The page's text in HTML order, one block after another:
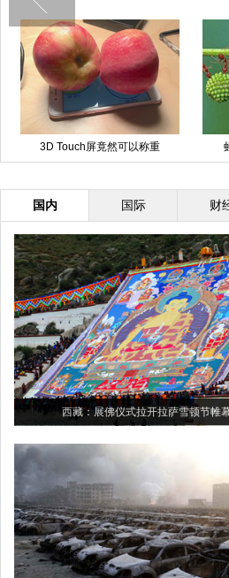
3D Touch屏竟然可以称重
国内 国际 财
西藏：展佛仪式拉开拉萨雪顿节帷